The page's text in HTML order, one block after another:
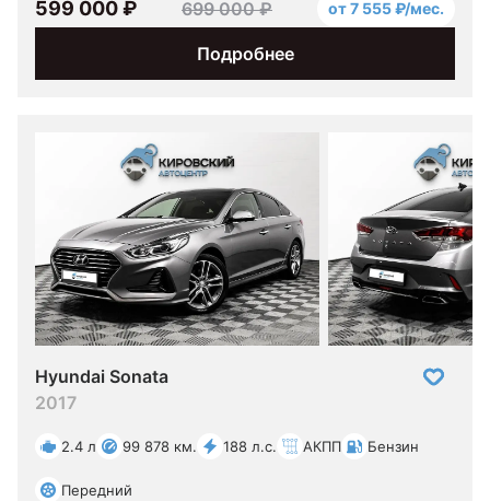
Подробнее
599 000 ₽ 699 000 ₽ от 7 555 ₽/мес.
Hyundai Sonata
2017
2.4 л 99 878 км. 188 л.с. АКПП Бензин
Передний